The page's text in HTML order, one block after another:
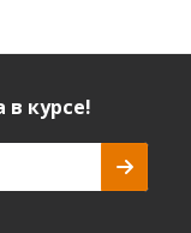
в курсе!